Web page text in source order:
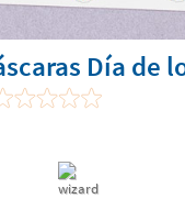
Día de